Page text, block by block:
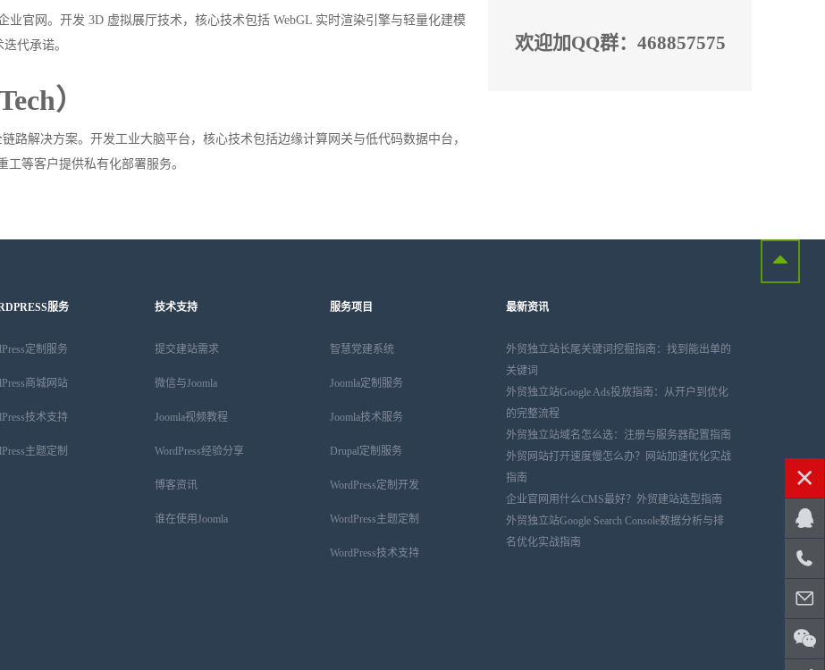
官网。开发 3D 虚拟展厅技术，核心技术包括 WebGL 实时渲染引擎与轻量化建模
代承诺。
）
路解决方案。开发工业大脑平台，核心技术包括边缘计算网关与低代码数据中台，
工等客户提供私有化部署服务。
欢迎加QQ群：468857575
服务
定制服务
商城网站
技术支持
主题定制
技术支持
提交建站需求
微信与Joomla
Joomla视频教程
WordPress经验分享
博客资讯
谁在使用Joomla
服务项目
智慧党建系统
Joomla定制服务
Joomla技术服务
Drupal定制服务
WordPress定制开发
WordPress主题定制
WordPress技术支持
最新资讯
外贸独立站长尾关键词挖掘指南：找到能出单的
关键词
外贸独立站Google Ads投放指南：从开户到优化
的完整流程
外贸独立站域名怎么选：注册与服务器配置指南
外贸网站打开速度慢怎么办？网站加速优化实战
指南
企业官网用什么CMS最好？外贸建站选型指南
外贸独立站Google Search Console数据分析与排
名优化实战指南